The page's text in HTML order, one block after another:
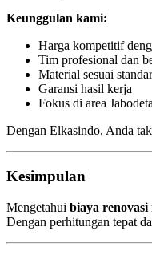
Keunggulan kami:
Harga kompetitif
Tim profesional dan
Material sesuai
Garansi hasil kerja
Fokus di area
Dengan Elkasindo, Anda
Kesimpulan
Mengetahui biaya renovasi
Dengan perhitungan tepat